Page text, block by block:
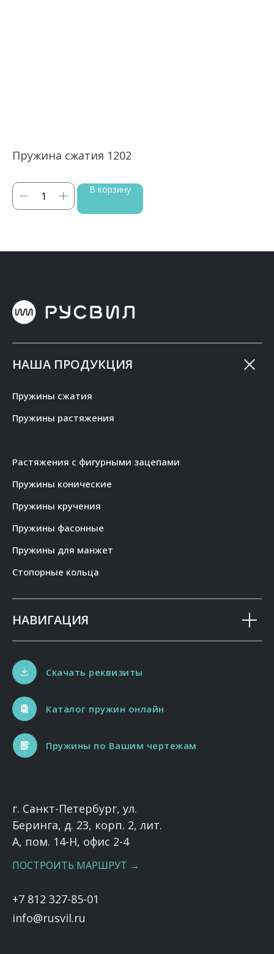
Пружина сжатия 1202
В корзину
НАША ПРОДУКЦИЯ
Пружины сжатия
Пружины растяжения
Растяжения с фигурными зацепами
Пружины конические
Пружины кручения
Пружины фасонные
Пружины для манжет
Стопорные кольца
НАВИГАЦИЯ
Каталог пружин онлайн
Пружины по Вашим чертежам
Скачать реквизиты
г. Санкт-Петербург, ул.
Беринга, д. 23, корп. 2, лит.
А, пом. 14-Н, офис 2-4
ПОСТРОИТЬ МАРШРУТ →
+7 812 327-85-01
info@rusvil.ru